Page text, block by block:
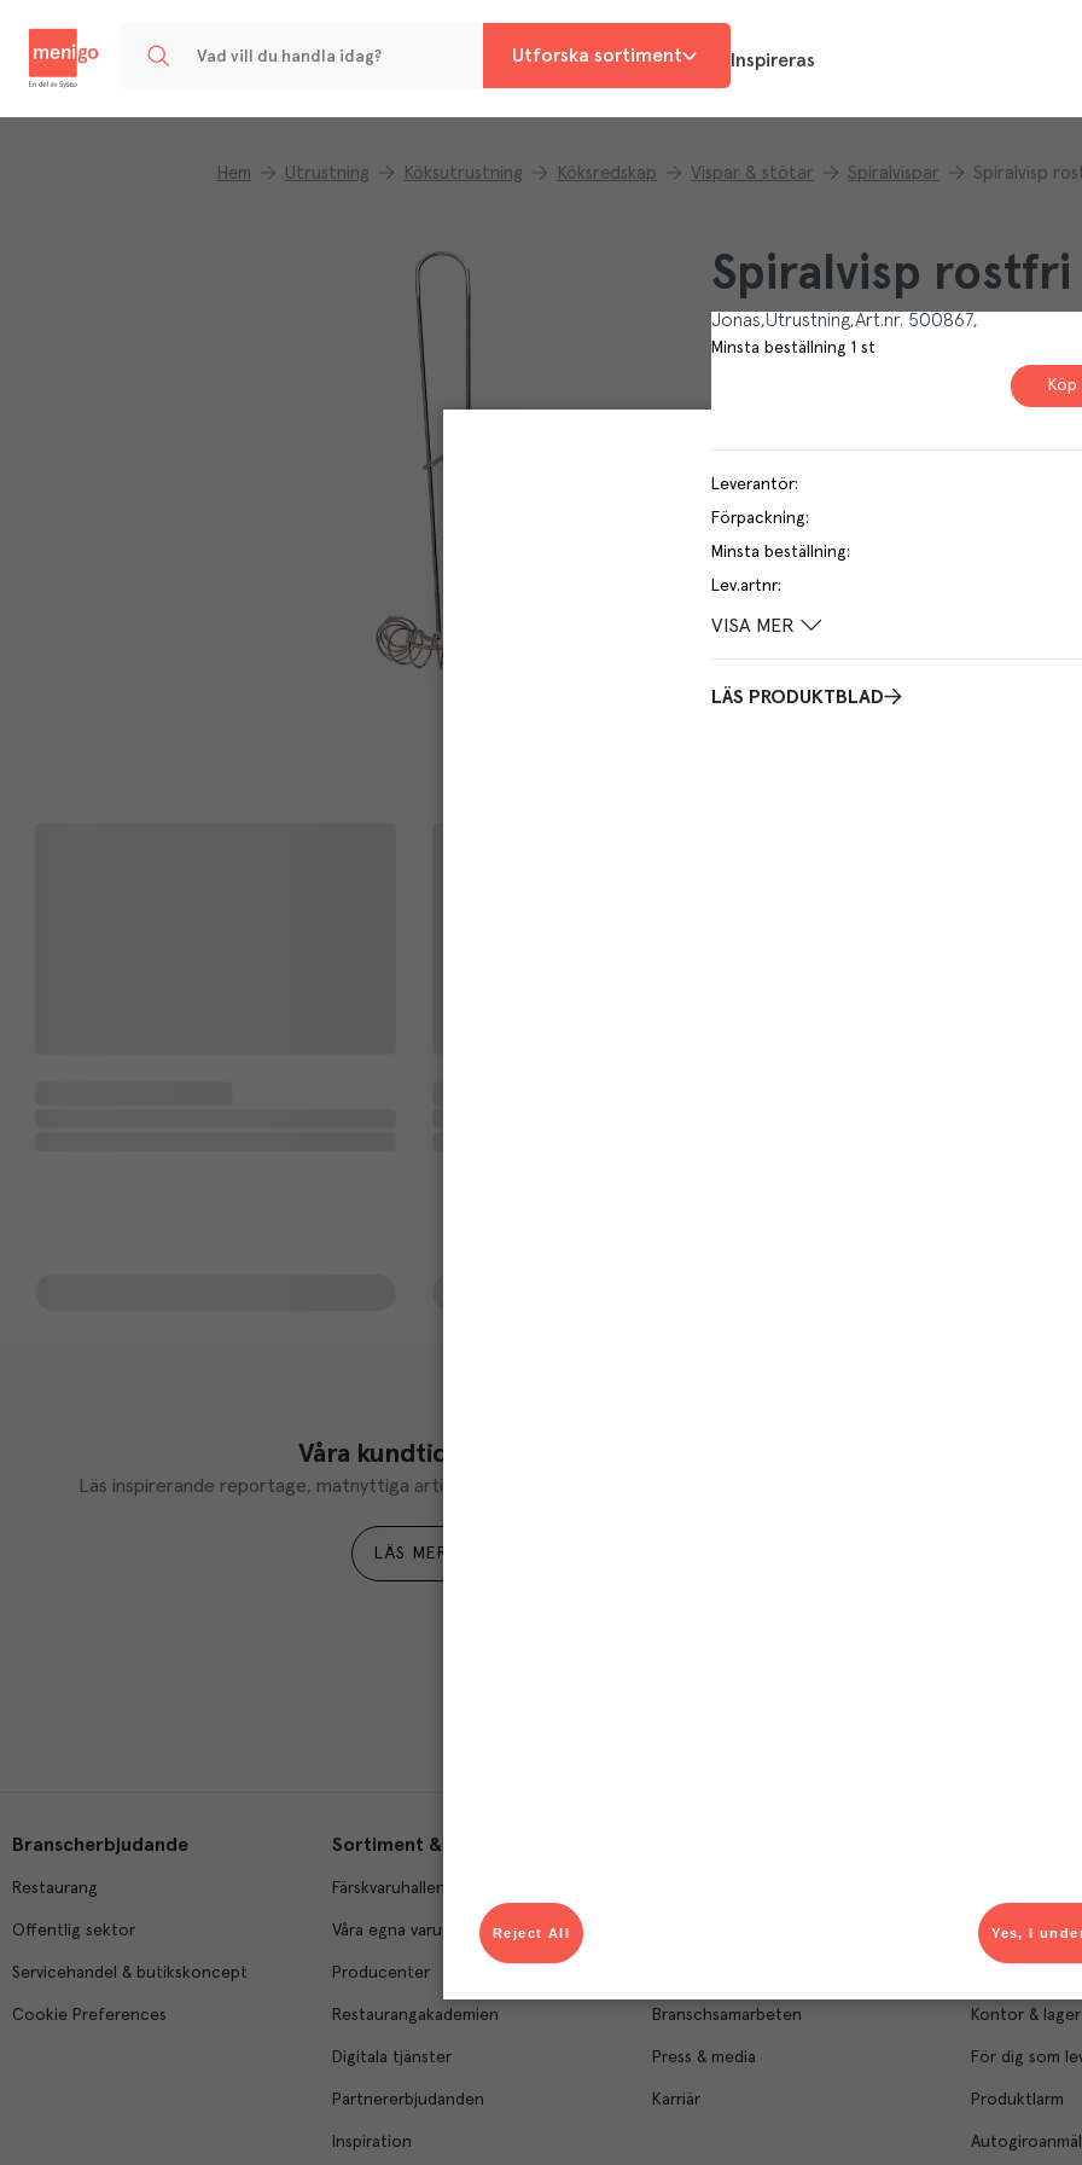
Utforska sortiment Inspireras
Hem Utrustning Köksutrustning Köksredskap Vispar & stötar Spiralvispar Spiralvisp
Spiralvisp rostfri
Jonas Utrustning Art.nr. 500867
Minsta beställning 1 st
Köp
Leverantör:
Förpackning:
Minsta beställning:
Lev.artnr:
VISA MER
LÄS PRODUKTBLAD
Våra kundtidningar
Läs inspirerande reportage, matnyttiga artiklar och ta del av aktuella kampanjer.
LÄS MER
Du som är Menigo-
Branscherbjudande
Restaurang
Offentlig sektor
Servicehandel & butikskoncept
Cookie Preferences
Sortiment & tjänster
Färskvaruhallen
Våra egna varumärken
Producenter
Restaurangakademien
Digitala tjänster
Partnererbjudanden
Inspiration
Branschsamarbeten
Press & media
Karriär
Kundservice
Kontor & lager
För dig som
Produktlarm
Yes, I
Reject All